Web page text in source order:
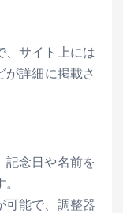
、サイト上には
が詳細に掲載さ
記念日や名前を
可能で、調整器